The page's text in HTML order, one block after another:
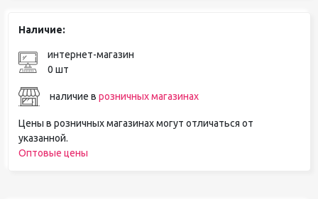
Наличие:
интернет-магазин
0 шт
наличие в розничных магазинах
Цены в розничных магазинах могут отличаться от
указанной.
Оптовые цены